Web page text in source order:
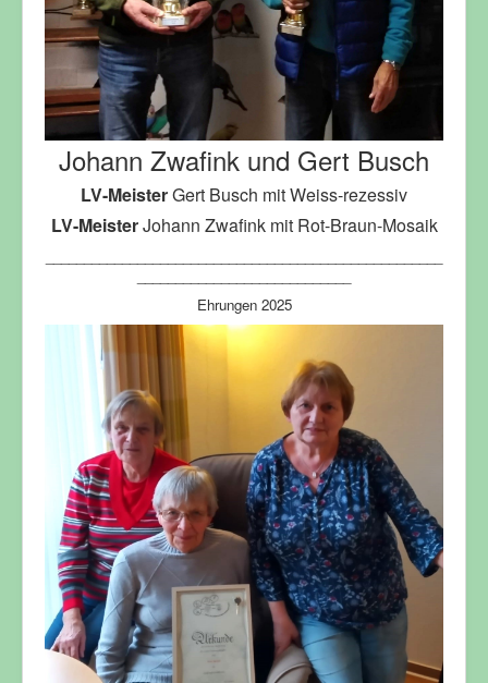
Johann Zwafink und Gert Busch
LV-MeisterGert Busch mit Weiss-rezessiv
LV-MeisterJohann Zwafink mit Rot-Braun-Mosaik
Ehrungen 2025